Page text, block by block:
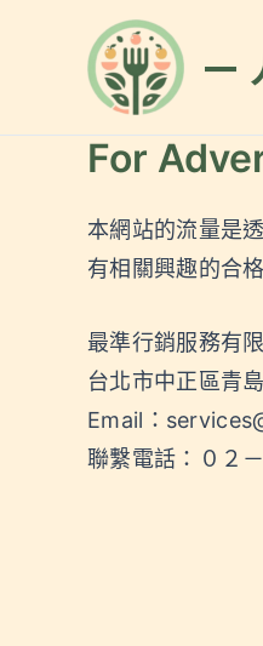
內
一
For
本網站的流量是
有相關興趣的合
最準行銷服務有
台北市中正區青
Email：
聯繫電話：０２